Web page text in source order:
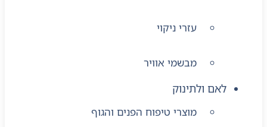
עזרי ניקוי
מבשמי אוויר
לאם ולתינוק
מוצרי טיפוח הפנים והגוף